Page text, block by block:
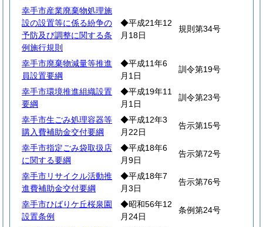
幸手市産業廃棄物処理施
設の設置等に係る紛争の
予防及び調整に関する条
例施行規則
◆平成21年12
月18日
規則第34号
幸手市廃棄物減量等推進
員設置要綱
◆平成11年6
月1日
訓令第19号
幸手市環境推進組織設置
要綱
◆平成19年11
月1日
訓令第23号
幸手市生ごみ処理容器等
購入費補助金交付要綱
◆平成12年3
月22日
告示第15号
幸手市指定ごみ袋取扱店
に関する要綱
◆平成18年6
月9日
告示第72号
幸手市リサイクル活動推
進費補助金交付要綱
◆平成18年7
月3日
告示第76号
幸手市ひばりケ丘桜泉園
設置条例
◆昭和56年12
月24日
条例第24号